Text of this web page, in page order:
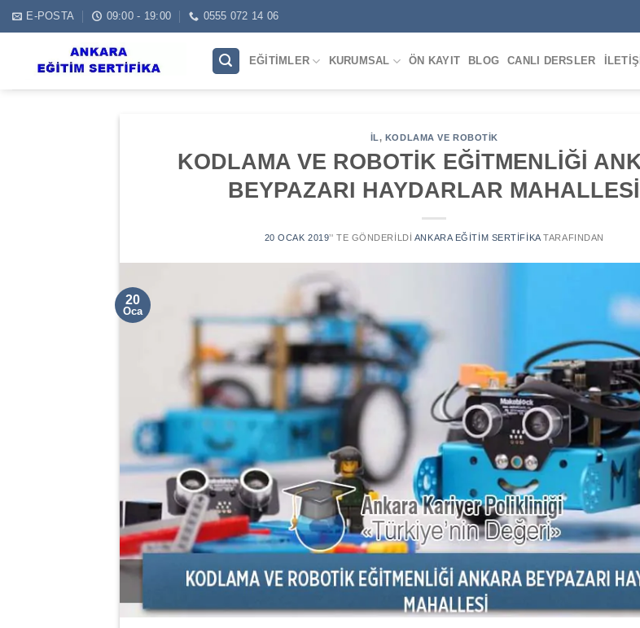
Skip
to
E-POSTA 09:00 - 19:00 0555 072 14 06
EĞITIMLER KURUMSAL ÖN KAYIT BLOG CANLI DERSLER
IL, KODLAMA VE ROBOTIK
KODLAMA VE ROBOTİK EĞİTMENLİĞİ
BEYPAZARI HAYDARLAR MAHALLESİ
20 OCAK 2019’' TE GÖNDERILDI ANKARA EĞITIM SERTIFIKATARAFINDAN
20
Oca